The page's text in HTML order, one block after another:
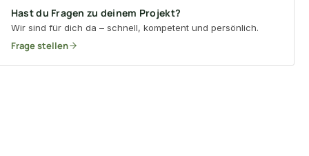
Hast du Fragen zu deinem Projekt?
Wir sind für dich da – schnell, kompetent und persönlich.
Frage stellen